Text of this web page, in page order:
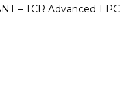
– TCR Advanced 1 PC